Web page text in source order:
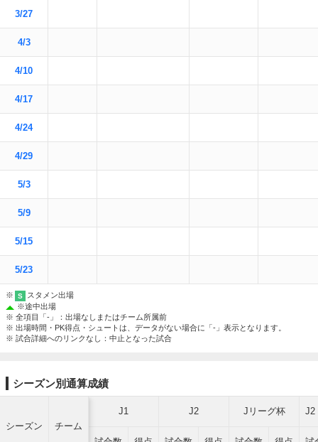
3/27
4/3
4/10
4/17
4/24
4/29
5/3
5/9
5/15
5/23
※ S
スタメン出場
※途中出場
※ 全項目「-」：出場なしまたはチーム所属前
※ 出場時間・PK得点・シュートは、データがない場合に「-」表示となります。
※ 試合詳細へのリンクなし：中止となった試合
シーズン別通算成績
シーズン チーム
J1 J2 Jリーグ杯 J2